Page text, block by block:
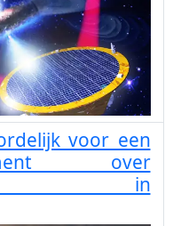
voor een
over
in